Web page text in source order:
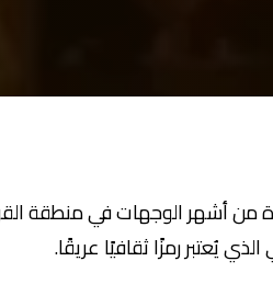
من أشهر الوجهات في منطقة
الذي يُعتبر رمزًا ثقافيًا عريقًا.